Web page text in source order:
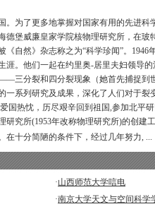
为了更多地掌握对国家有用的先进科
德堡威廉皇家学院核物理研究所，在玻
自然》杂志称之为“科学珍闻”。1946
涯。他们一起在约里奥-居里夫妇领导
三分裂和四分裂现象（她首先捕捉到
系列研究及成果，深化了人们对于裂
热忱，历尽艰辛回到祖国,参加北平
研究所(1953年改称物理研究所)的创建
。在十分简陋的条件下，经过几年
·山西师范大学唁电
·南京大学天文与空间科学